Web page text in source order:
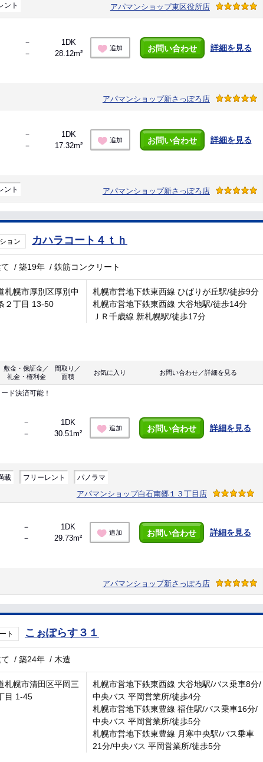
ント アパマンショップ東区役所店
－
－
1DK
28.12m²
追加 お問い合わせ 詳細を見る
アパマンショップ新さっぽろ店
－
－
1DK
17.32m²
追加 お問い合わせ 詳細を見る
ント アパマンショップ新さっぽろ店
ョン カハラコート４ｔｈ
/築19年 /鉄筋コンクリート
札幌市厚別区厚別中
２丁目 13-50
札幌市営地下鉄東西線 ひばりが丘駅/徒歩9分
札幌市営地下鉄東西線 大谷地駅/徒歩14分
ＪＲ千歳線 新札幌駅/徒歩17分
敷金・保証金／
礼金・権利金
間取り／
面積
お気に入り お問い合わせ／詳細を見る
ド決済可能！
－
－
1DK
30.51m²
追加 お問い合わせ 詳細を見る
載 フリーレント パノラマ
アパマンショップ白石南郷１３丁目店
－
－
1DK
29.73m²
追加 お問い合わせ 詳細を見る
アパマンショップ新さっぽろ店
ト こぉぽらす３１
/築24年 / 木造
札幌市清田区平岡三
目 1-45
札幌市営地下鉄東西線 大谷地駅/バス乗車8分/
中央バス 平岡営業所/徒歩4分
札幌市営地下鉄東豊線 福住駅/バス乗車16分/
中央バス 平岡営業所/徒歩5分
札幌市営地下鉄東豊線 月寒中央駅/バス乗車
21分/中央バス 平岡営業所/徒歩5分